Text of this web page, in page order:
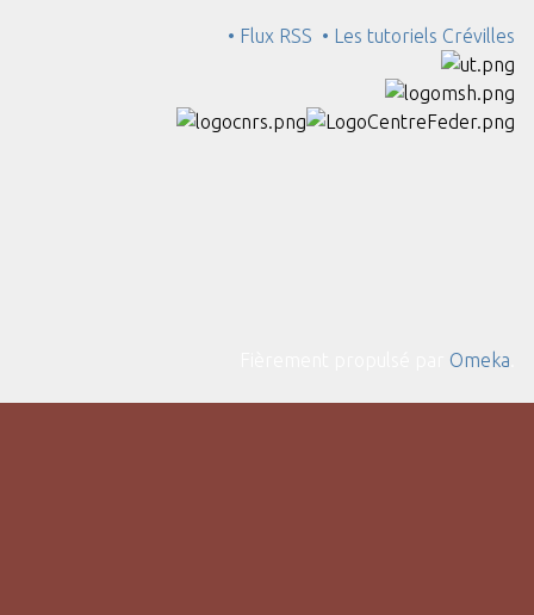
• Flux RSS • Les tutoriels Crévilles
Omeka